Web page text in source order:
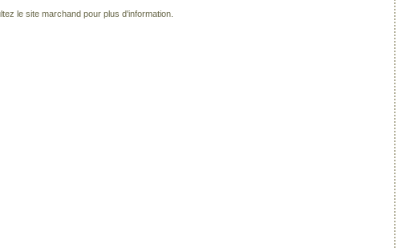
le site marchand pour plus d'information.